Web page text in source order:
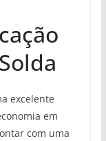
excelente
em
com uma